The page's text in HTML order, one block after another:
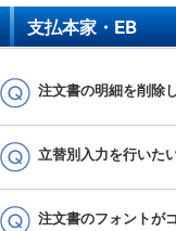
支払本家・EB
注文書の明細を削除
立替別入力を行いた
注文書のフォントが